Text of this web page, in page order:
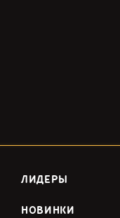
ЛИДЕРЫ
НОВИНКИ